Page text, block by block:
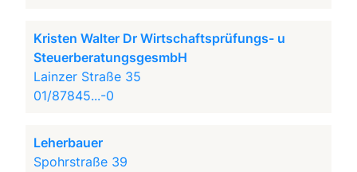
Kristen Walter Dr Wirtschaftsprüfungs- u
SteuerberatungsgesmbH
Lainzer Straße 35
01/87845...-0
Leherbauer
Spohrstraße 39